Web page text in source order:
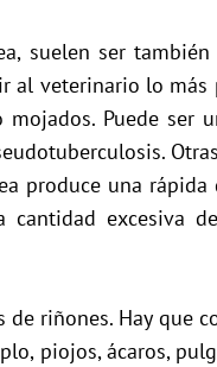
suelen ser también
al veterinario lo
Puede ser
produce una
excesiva
riñones. Hay que
piojos, ácaros,